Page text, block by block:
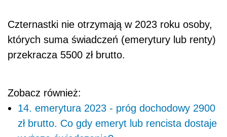
Czternastki nie otrzymają w 2023 roku osoby,
których suma świadczeń (emerytury lub renty)
przekracza 5500 zł brutto.
Zobacz również:
14. emerytura 2023 - próg dochodowy 2900
zł brutto. Co gdy emeryt lub rencista dostaje